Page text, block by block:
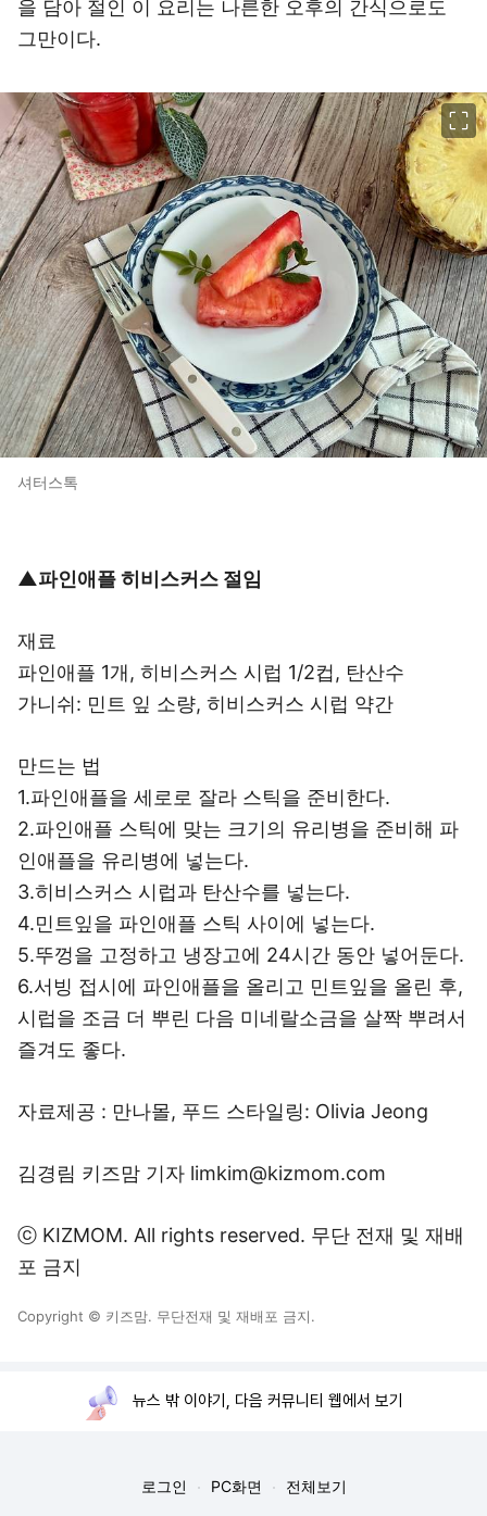
을 담아 절인 이 요리는 나른한 오후의 간식으로도
그만이다.
셔터스톡
▲파인애플 히비스커스 절임
재료
파인애플 1개, 히비스커스 시럽 1/2컵, 탄산수
가니쉬: 민트 잎 소량, 히비스커스 시럽 약간
만드는 법
1.파인애플을 세로로 잘라 스틱을 준비한다.
2.파인애플 스틱에 맞는 크기의 유리병을 준비해 파
인애플을 유리병에 넣는다.
3.히비스커스 시럽과 탄산수를 넣는다.
4.민트잎을 파인애플 스틱 사이에 넣는다.
5.뚜껑을 고정하고 냉장고에 24시간 동안 넣어둔다.
6.서빙 접시에 파인애플을 올리고 민트잎을 올린 후,
시럽을 조금 더 뿌린 다음 미네랄소금을 살짝 뿌려서
즐겨도 좋다.
자료제공 : 만나몰, 푸드 스타일링: Olivia Jeong
김경림 키즈맘 기자 limkim@kizmom.com
ⓒ KIZMOM. All rights reserved. 무단 전재 및 재배
포 금지
Copyright © 키즈맘. 무단전재 및 재배포 금지.
뉴스 밖 이야기, 다음 커뮤니티 웹에서 보기
로그인 PC화면 전체보기